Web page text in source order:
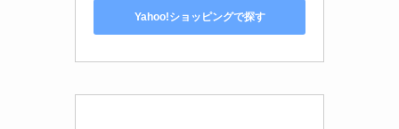
Yahoo!ショッピングで探す